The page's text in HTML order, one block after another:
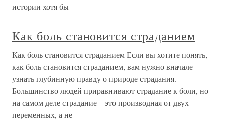
истории хотя бы
Как боль становится страданием
Как боль становится страданием Если вы хотите понять,
как боль становится страданием, вам нужно вначале
узнать глубинную правду о природе страдания.
Большинство людей приравнивают страдание к боли, но
на самом деле страдание – это производная от двух
переменных, а не